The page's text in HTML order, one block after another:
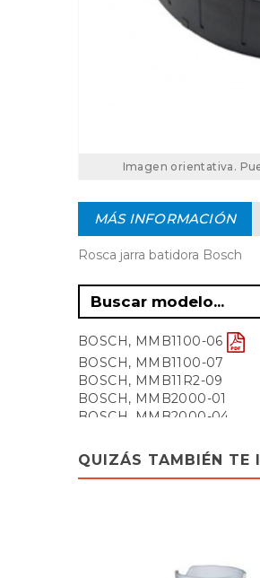
Imagen orientativa.
MÁS INFORMACIÓN
Rosca jarra batidora Bosch
BOSCH, MMB1100-06
BOSCH, MMB1100-07
BOSCH, MMB11R2-09
BOSCH, MMB2000-01
BOSCH, MMB2000-04
BOSCH, MMB2000-09
QUIZÁS TAMBIÉN TE